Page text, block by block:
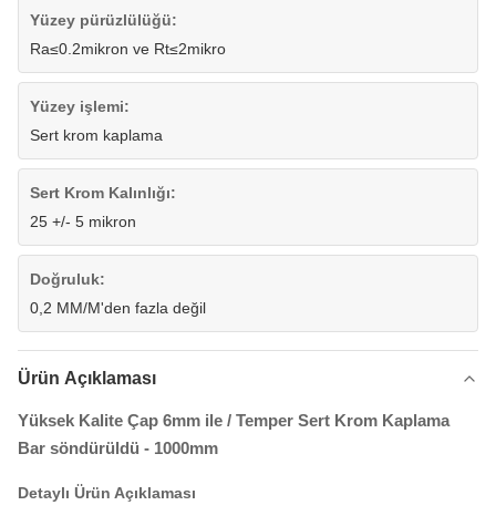
Yüzey pürüzlülüğü:
Ra≤0.2mikron ve Rt≤2mikro
Yüzey işlemi:
Sert krom kaplama
Sert Krom Kalınlığı:
25 +/- 5 mikron
Doğruluk:
0,2 MM/M'den fazla değil
Ürün Açıklaması
Yüksek Kalite Çap 6mm ile / Temper Sert Krom Kaplama
Bar söndürüldü - 1000mm
Detaylı Ürün Açıklaması